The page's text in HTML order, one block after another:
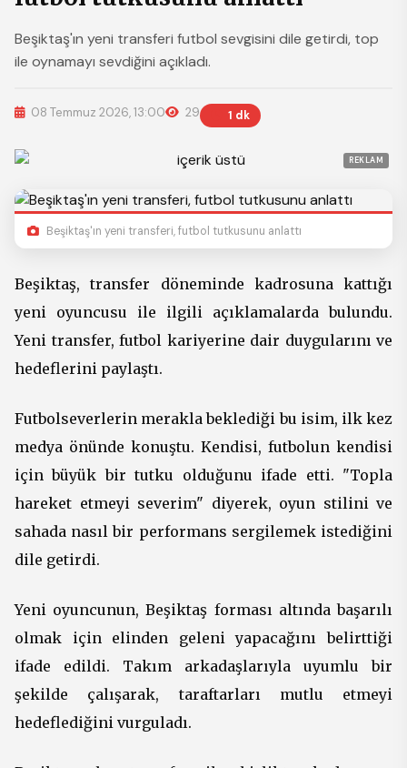
Beşiktaş'ın yeni transferi futbol sevgisini dile getirdi, top
ile oynamayı sevdiğini açıkladı.
08 Temmuz 2026, 13:00 29 1 dk
REKLAM
Beşiktaş'ın yeni transferi, futbol tutkusunu anlattı
Beşiktaş, transfer döneminde kadrosuna kattığı
yeni oyuncusu ile ilgili açıklamalarda bulundu.
Yeni transfer, futbol kariyerine dair duygularını ve
hedeflerini paylaştı.
Futbolseverlerin merakla beklediği bu isim, ilk kez
medya önünde konuştu. Kendisi, futbolun kendisi
için büyük bir tutku olduğunu ifade etti. "Topla
hareket etmeyi severim" diyerek, oyun stilini ve
sahada nasıl bir performans sergilemek istediğini
dile getirdi.
Yeni oyuncunun, Beşiktaş forması altında başarılı
olmak için elinden geleni yapacağını belirttiği
ifade edildi. Takım arkadaşlarıyla uyumlu bir
şekilde çalışarak, taraftarları mutlu etmeyi
hedeflediğini vurguladı.